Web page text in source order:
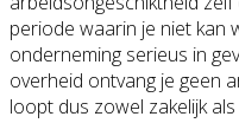
periode waarin je niet kan
onderneming serieus in
overheid ontvang je geen
loopt dus zowel zakelijk